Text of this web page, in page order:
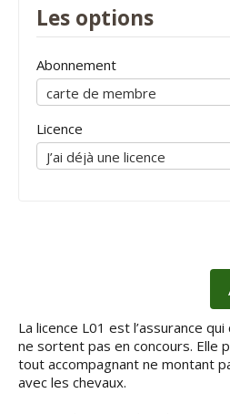
Les options
Abonnement
Licence
La licence L01 est l’assurance
ne sortent pas en concours. Elle
tout accompagnant ne montant
avec les chevaux.